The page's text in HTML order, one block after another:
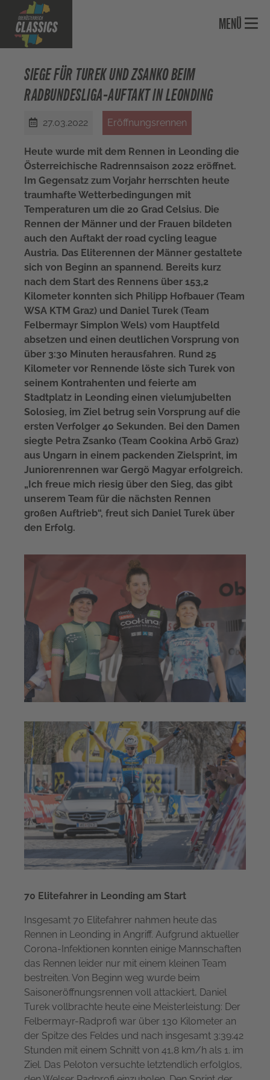
MENÜ
SIEGE FÜR TUREK UND ZSANKO BEIM
RADBUNDESLIGA-AUFTAKT IN LEONDING
27.03.2022 Eröffnungsrennen
Heute wurde mit dem Rennen in Leonding die
Österreichische Radrennsaison 2022 eröffnet.
Im Gegensatz zum Vorjahr herrschten heute
traumhafte Wetterbedingungen mit
Temperaturen um die 20 Grad Celsius. Die
Rennen der Männer und der Frauen bildeten
auch den Auftakt der road cycling league
Austria. Das Eliterennen der Männer gestaltete
sich von Beginn an spannend. Bereits kurz
nach dem Start des Rennens über 153,2
Kilometer konnten sich Philipp Hofbauer (Team
WSA KTM Graz) und Daniel Turek (Team
Felbermayr Simplon Wels) vom Hauptfeld
absetzen und einen deutlichen Vorsprung von
über 3:30 Minuten herausfahren. Rund 25
Kilometer vor Rennende löste sich Turek von
seinem Kontrahenten und feierte am
Stadtplatz in Leonding einen vielumjubelten
Solosieg, im Ziel betrug sein Vorsprung auf die
ersten Verfolger 40 Sekunden. Bei den Damen
siegte Petra Zsanko (Team Cookina Arbö Graz)
aus Ungarn in einem packenden Zielsprint, im
Juniorenrennen war Gergö Magyar erfolgreich.
„Ich freue mich riesig über den Sieg, das gibt
unserem Team für die nächsten Rennen
großen Auftrieb“, freut sich Daniel Turek über
den Erfolg.
70 Elitefahrer in Leonding am Start
Insgesamt 70 Elitefahrer nahmen heute das
Rennen in Leonding in Angriff. Aufgrund aktueller
Corona-Infektionen konnten einige Mannschaften
das Rennen leider nur mit einem kleinen Team
bestreiten. Von Beginn weg wurde beim
Saisoneröffnungsrennen voll attackiert, Daniel
Turek vollbrachte heute eine Meisterleistung: Der
Felbermayr-Radprofi war über 130 Kilometer an
der Spitze des Feldes und nach insgesamt 3:39:42
Stunden mit einem Schnitt von 41,8 km/h als 1. im
Ziel. Das Peloton versuchte letztendlich erfolglos,